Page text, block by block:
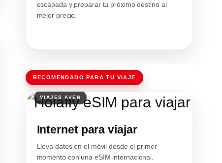
escapada y preparar tu próximo destino al
mejor precio.
RECOMENDADO PARA TU VIAJE
Internet para viajar
Lleva datos en el móvil desde el primer
momento con una eSIM internacional.